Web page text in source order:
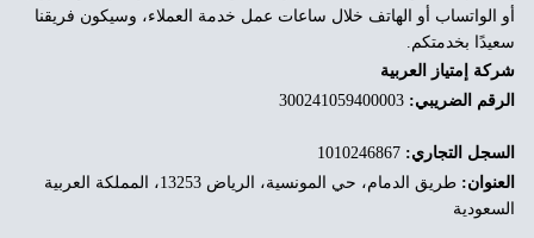
أو الواتساب أو الهاتف خلال ساعات عمل خدمة العملاء، وسيكون فريقنا
سعيدًا بخدمتكم.
شركة إمتياز العربية
الرقم الضريبي:
السجل التجاري:
العنوان:
طريق الدمام، حي المونسية، الرياض 13253، المملكة العربية
السعودية